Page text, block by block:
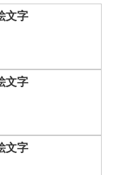
文字
文字
文字